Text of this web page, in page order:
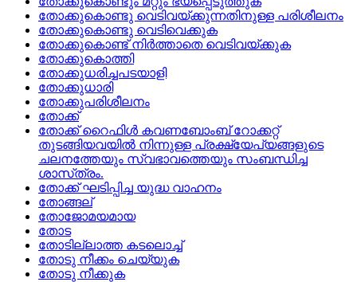
തോക്കുകൊണ്ടു വെടിവയ്‌ക്കുന്നതിനുള്ള പരിശീലനം
തോക്കുകൊണ്ടു വെടിവെക്കുക
തോക്കുകൊണ്ട്‌ നിര്‍ത്താതെ വെടിവയ്‌ക്കുക
തോക്കുകൊത്തി
തോക്കുധരിച്ചപടയാളി
തോക്കുധാരി
തോക്കുപരിശീലനം
തോക്ക്
തോക്ക്‌ റൈഫിള്‍ കവണബോംബ്‌ റോക്കറ്റ്‌
തുടങ്ങിയവയില്‍ നിന്നുള്ള പ്രക്ഷ്യേപ്യങ്ങളുടെ
ചലനത്തേയും സ്വഭാവത്തെയും സംബന്ധിച്ച
ശാസ്‌ത്രം.
തോക്ക്‌ ഘടിപ്പിച്ച യുദ്ധ വാഹനം
തോങ്ങല്
തോജോമയമായ
തോട
തോടില്ലാത്ത കടലൊച്ച്
തോടു നീക്കം ചെയ്യുക
തോടു നീക്കുക